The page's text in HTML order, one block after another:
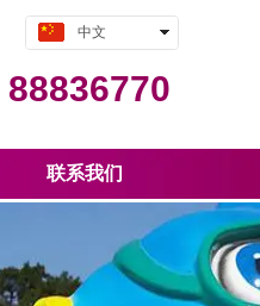
88836770
中文
联系我们